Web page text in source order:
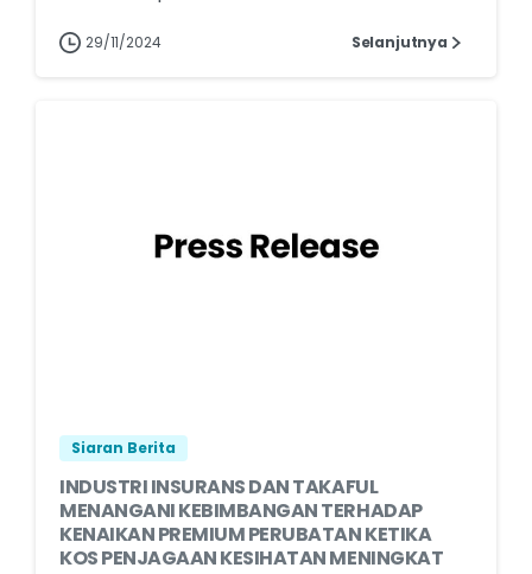
29/11/2024 Selanjutnya
Siaran Berita
INDUSTRI INSURANS DAN TAKAFUL
MENANGANI KEBIMBANGAN TERHADAP
KENAIKAN PREMIUM PERUBATAN KETIKA
KOS PENJAGAAN KESIHATAN MENINGKAT